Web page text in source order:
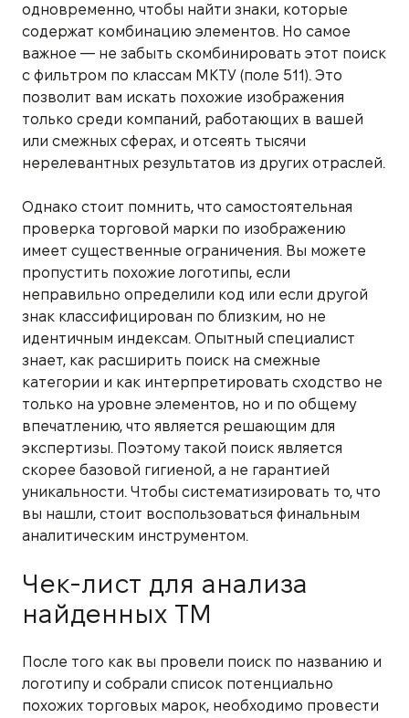
одновременно, чтобы найти знаки, которые
содержат комбинацию элементов. Но самое
важное — не забыть скомбинировать этот поиск
с фильтром по классам МКТУ (поле 511). Это
позволит вам искать похожие изображения
только среди компаний, работающих в вашей
или смежных сферах, и отсеять тысячи
нерелевантных результатов из других отраслей.
Однако стоит помнить, что самостоятельная
проверка торговой марки по изображению
имеет существенные ограничения. Вы можете
пропустить похожие логотипы, если
неправильно определили код или если другой
знак классифицирован по близким, но не
идентичным индексам. Опытный специалист
знает, как расширить поиск на смежные
категории и как интерпретировать сходство не
только на уровне элементов, но и по общему
впечатлению, что является решающим для
экспертизы. Поэтому такой поиск является
скорее базовой гигиеной, а не гарантией
уникальности. Чтобы систематизировать то, что
вы нашли, стоит воспользоваться финальным
аналитическим инструментом.
Чек-лист для анализа
найденных ТМ
После того как вы провели поиск по названию и
логотипу и собрали список потенциально
похожих торговых марок, необходимо провести